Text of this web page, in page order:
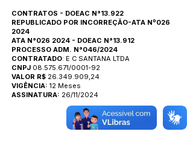
CONTRATOS - DOEAC N°13.922
REPUBLICADO POR INCORREÇÃO-ATA Nº026
2024
ATA N°026 2024 - DOEAC N°13.912
PROCESSO ADM. N°046/2024
CONTRATADO: E C SANTANA LTDA
CNPJ 08.575.671/0001-92
VALOR R$ 26.349.909,24
VIGÊNCIA: 12 Meses
ASSINATURA: 26/11/2024